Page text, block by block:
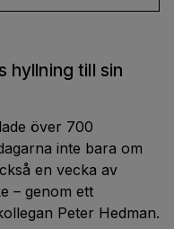
hyllning till sin
över 700
inte bara om
en vecka av
– genom ett
Peter Hedman.